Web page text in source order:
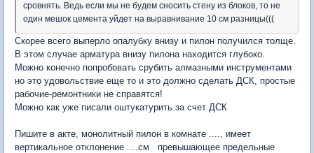
сровнять. Ведь если мы не будем сносить стену из блоков, то не
один мешок цемента уйдет на выравнивание 10 см разницы(((
Скорее всего выперло опалубку внизу и пилон получился толще.
В этом случае арматура внизу пилона находится глубоко.
Можно конечно попробовать срубить алмазными инструментами
но это удовольствие еще то и это должно сделать ДСК, простые
рабочие-ремонтники не справятся!
Можно как уже писали оштукатурить за счет ДСК
Пишите в акте, монолитный пилон в комнате ...., имеет
вертикальное отклонение ....см превышающее предельные